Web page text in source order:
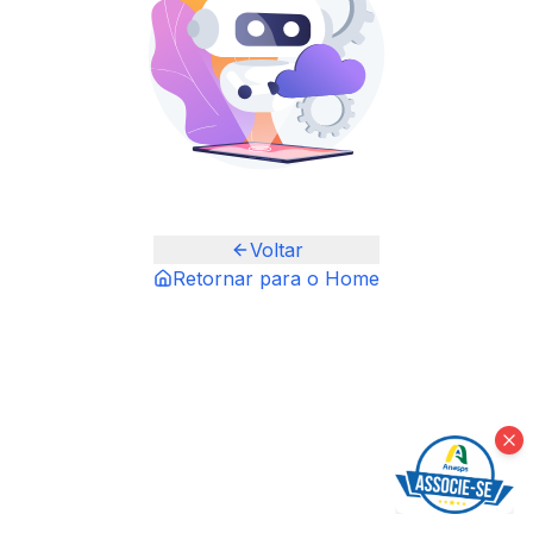
Voltar
Retornar para o Home